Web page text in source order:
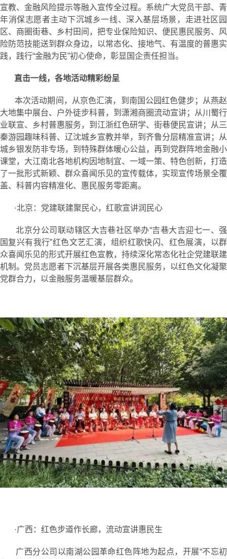
宣教、金融风险提示等融入宣传全过程。系统广大党员干部、青
年消保志愿者主动下沉城乡一线、深入基层场景，走进社区园
区、商圈街巷、乡村田间，把专业保险知识、便民惠民服务、风
险防范技能送到群众身边，以常态化、接地气、有温度的普惠实
践，践行“金融为民”初心使命，彰显国企责任担当。
直击一线，各地活动精彩纷呈
本次活动期间，从京色汇演，到南国公园红色健步；从燕赵
大地集中展台、户外徒步科普，到潇湘商圈流动宣讲；从川蜀行
业联宣、乡村普惠服务，到江浙红色研学、街巷便民宣讲；从三
秦游园趣味科普、辽沈城乡宣教并举，到齐鲁分层精准宣讲；从
城乡银发防非专场，到特殊群体暖心公益，再到党群阵地金融小
课堂，大江南北各地机构因地制宜、一域一策、特色创新，打造
了一批形式新颖、群众喜闻乐见的宣传载体，实现宣传场景全覆
盖、科普内容精准化、惠民服务零距离。
·北京：党建联建聚民心，红歌宣讲润民心
北京分公司联动辖区大吉巷社区举办“吉巷大吉迎七一、强
国复兴有我行”红色文艺汇演，组织红歌快闪、红色展演，以群
众喜闻乐见的形式开展红色宣教，持续深化常态化社企党建联建
机制。党员志愿者下沉基层开展各类惠民服务，以红色文化凝聚
党群合力，以金融服务温暖基层群众。
·广西：红色步道作长廊，流动宣讲惠民生
广西分公司以南湖公园革命红色阵地为起点，开展“不忘初